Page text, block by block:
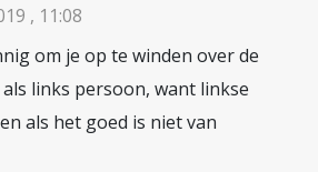
, 11:08
om je op te winden over de
als links persoon, want linkse
als het goed is niet van